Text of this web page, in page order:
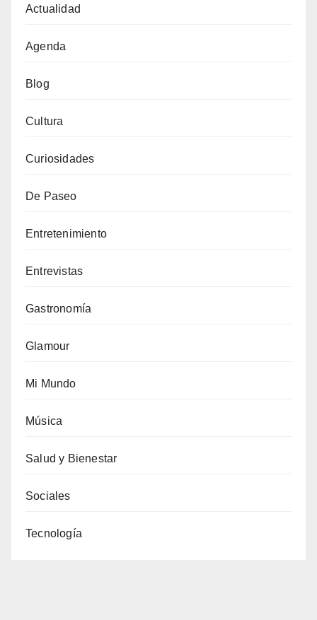
Actualidad
Agenda
Blog
Cultura
Curiosidades
De Paseo
Entretenimiento
Entrevistas
Gastronomía
Glamour
Mi Mundo
Música
Salud y Bienestar
Sociales
Tecnología